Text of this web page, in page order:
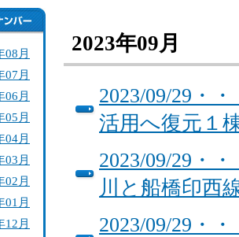
08月
07月
06月
05月
04月
03月
02月
01月
12月
2023年09月
2023/09/29・
活用へ復元１
2023/09/29・
川と船橋印西
2023/09/29・